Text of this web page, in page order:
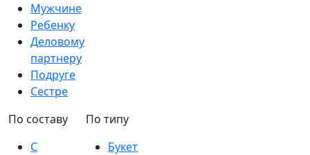
Мужчине
Ребенку
Деловому
партнеру
Подруге
Сестре
По составу
С
По типу
Букет